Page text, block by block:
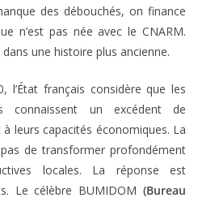
des débouchés, on finance
n’est pas née avec le CNARM.
une histoire plus ancienne.
l’État français considère que les
connaissent un excédent de
leurs capacités économiques. La
de transformer profondément
locales. La réponse est
Le célèbre BUMIDOM (Bureau